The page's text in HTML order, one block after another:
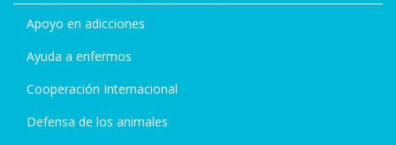
Apoyo en adicciones
Ayuda a enfermos
Cooperación Internacional
Defensa de los animales